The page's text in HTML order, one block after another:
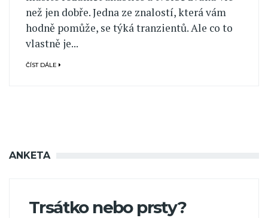
než jen dobře. Jedna ze znalostí, která vám
hodně pomůže, se týká tranzientů. Ale co to
vlastně je...
ČÍST DÁLE
ANKETA
Trsátko nebo prsty?